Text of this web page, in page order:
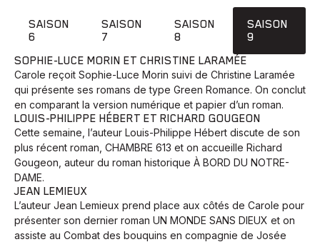
SAISON
6
SAISON
7
SAISON
8
SAISON
9
SOPHIE-LUCE MORIN ET CHRISTINE LARAMÉE
Carole reçoit Sophie-Luce Morin suivi de Christine Laramée
qui présente ses romans de type Green Romance. On conclut
en comparant la version numérique et papier d’un roman.
LOUIS-PHILIPPE HÉBERT ET RICHARD GOUGEON
Cette semaine, l’auteur Louis-Philippe Hébert discute de son
plus récent roman, CHAMBRE 613 et on accueille Richard
Gougeon, auteur du roman historique À BORD DU NOTRE-
DAME.
JEAN LEMIEUX
L’auteur Jean Lemieux prend place aux côtés de Carole pour
présenter son dernier roman UN MONDE SANS DIEUX et on
assiste au Combat des bouquins en compagnie de Josée